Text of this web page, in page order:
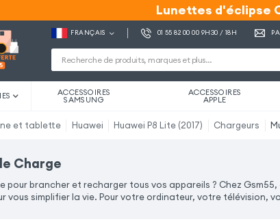
Lunettes d'éclipse
Lunettes d'éclipse
FRANÇAIS 01 55 82 00 00 9H30 / 18H
ACCESSOIRES
SAMSUNG
ACCESSOIRES
APPLE
et tablette Huawei Huawei P8 Lite (2017) Chargeurs
Charge
pour brancher et recharger tous vos appareils ? Chez
vous simplifier la vie. Pour votre ordinateur, votre télévision,